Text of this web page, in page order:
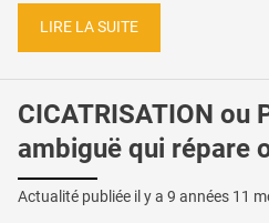
LIRE LA SUITE
CICATRISATION ou
ambiguë qui répare
Actualité publiée il y a 9 années 11